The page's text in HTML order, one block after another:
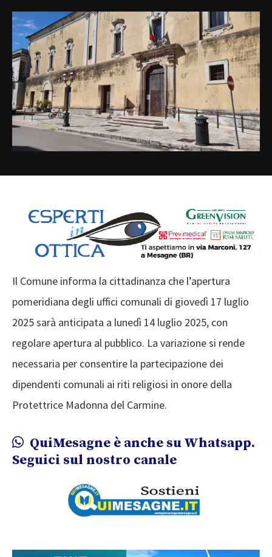
Il Comune informa la cittadinanza che l’apertura
pomeridiana degli uffici comunali di giovedì 17 luglio
2025 sarà anticipata a lunedì 14 luglio 2025, con
regolare apertura al pubblico. La variazione si rende
necessaria per consentire la partecipazione dei
dipendenti comunali ai riti religiosi in onore della
Protettrice Madonna del Carmine.
QuiMesagne è anche su Whatsapp.
Seguici sul nostro canale